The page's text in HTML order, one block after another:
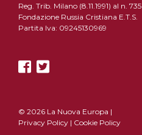
Reg. Trib. Milano (8.11.1991) al n. 735
Fondazione Russia Cristiana E.T.S.
Partita Iva: 09245130969
© 2026 La Nuova Europa |
Privacy Policy | Cookie Policy